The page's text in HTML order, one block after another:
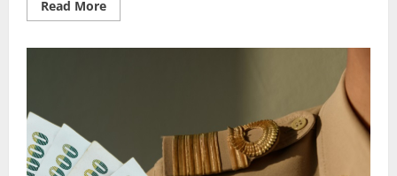
Read MoreRead
more
ชีพ
ชั่วคราว